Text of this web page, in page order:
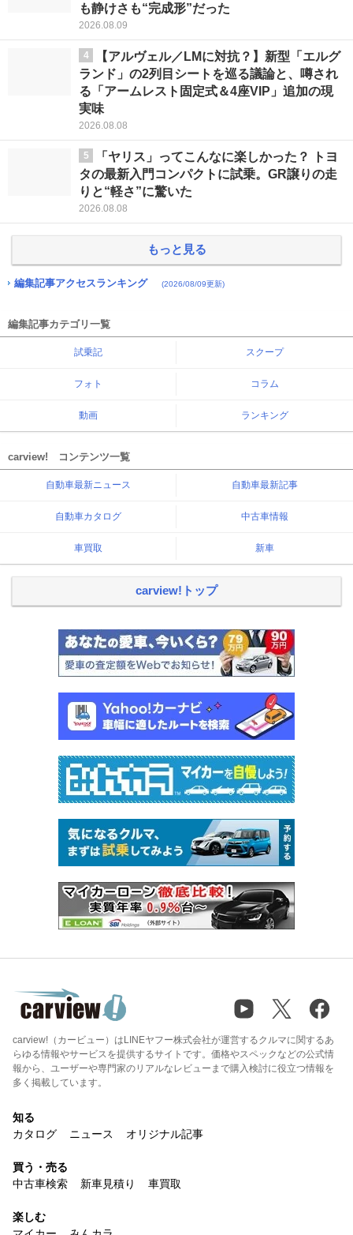
も静けさも“完成形”だった
2026.08.09
4
【アルヴェル／LMに対抗？】新型「エルグ
ランド」の2列目シートを巡る議論と、噂され
る「アームレスト固定式＆4座VIP」追加の現
実味
2026.08.08
5
「ヤリス」ってこんなに楽しかった？ トヨ
タの最新入門コンパクトに試乗。GR譲りの走
りと“軽さ”に驚いた
2026.08.08
もっと見る
編集記事アクセスランキング (2026/08/09更新)
編集記事カテゴリ一覧
試乗記 スクープ
フォト コラム
動画 ランキング
carview! コンテンツ一覧
自動車最新ニュース 自動車最新記事
自動車カタログ 中古車情報
車買取 新車
carview!トップ
carview!（カービュー）はLINEヤフー株式会社が運営するクルマに関するあ
らゆる情報やサービスを提供するサイトです。価格やスペックなどの公式情
報から、ユーザーや専門家のリアルなレビューまで購入検討に役立つ情報を
多く掲載しています。
知る
カタログ
ニュース オリジナル記事
買う・売る
中古車検索
新車見積り 車買取
楽しむ